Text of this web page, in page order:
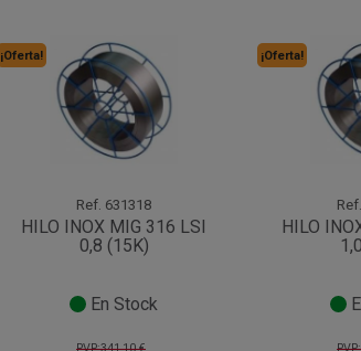
¡Oferta!
Ref. 631318
HILO INOX MIG 316 LSI
0,8 (15K)
En Stock
PVP:341,10 €
¡Oferta!
Ref.
HILO